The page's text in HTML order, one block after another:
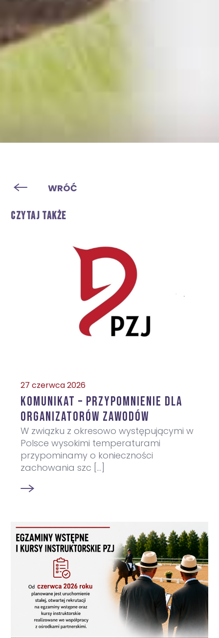
WRÓĆ
CZYTAJ TAKŻE
27 czerwca 2026
KOMUNIKAT – przypomnienie dla
organizatorów zawodów
W związku z okresowo występującymi w
Polsce wysokimi temperaturami
przypominamy o konieczności
zachowania szc [...]